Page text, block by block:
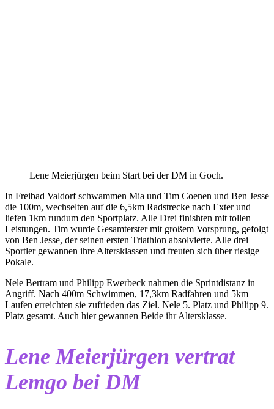
Lene Meierjürgen beim Start bei der DM in Goch.
In Freibad Valdorf schwammen Mia und Tim Coenen und Ben Jesse
die 100m, wechselten auf die 6,5km Radstrecke nach Exter und
liefen 1km rundum den Sportplatz. Alle Drei finishten mit tollen
Leistungen. Tim wurde Gesamterster mit großem Vorsprung, gefolgt
von Ben Jesse, der seinen ersten Triathlon absolvierte. Alle drei
Sportler gewannen ihre Altersklassen und freuten sich über riesige
Pokale.
Nele Bertram und Philipp Ewerbeck nahmen die Sprintdistanz in
Angriff. Nach 400m Schwimmen, 17,3km Radfahren und 5km
Laufen erreichten sie zufrieden das Ziel. Nele 5. Platz und Philipp 9.
Platz gesamt. Auch hier gewannen Beide ihr Altersklasse.
Lene Meierjürgen vertrat
Lemgo bei DM